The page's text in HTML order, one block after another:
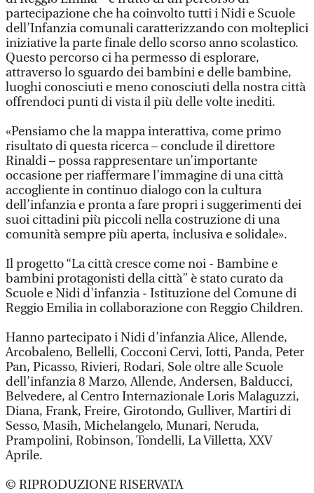
partecipazione che ha coinvolto tutti i Nidi e Scuole
dell’Infanzia comunali caratterizzando con molteplici
iniziative la parte finale dello scorso anno scolastico.
Questo percorso ci ha permesso di esplorare,
attraverso lo sguardo dei bambini e delle bambine,
luoghi conosciuti e meno conosciuti della nostra città
offrendoci punti di vista il più delle volte inediti.
«Pensiamo che la mappa interattiva, come primo
risultato di questa ricerca – conclude il direttore
Rinaldi – possa rappresentare un’importante
occasione per riaffermare l’immagine di una città
accogliente in continuo dialogo con la cultura
dell’infanzia e pronta a fare propri i suggerimenti dei
suoi cittadini più piccoli nella costruzione di una
comunità sempre più aperta, inclusiva e solidale».
Il progetto “La città cresce come noi - Bambine e
bambini protagonisti della città” è stato curato da
Scuole e Nidi d'infanzia - Istituzione del Comune di
Reggio Emilia in collaborazione con Reggio Children.
Hanno partecipato i Nidi d’infanzia Alice, Allende,
Arcobaleno, Bellelli, Cocconi Cervi, Iotti, Panda, Peter
Pan, Picasso, Rivieri, Rodari, Sole oltre alle Scuole
dell’infanzia 8 Marzo, Allende, Andersen, Balducci,
Belvedere, al Centro Internazionale Loris Malaguzzi,
Diana, Frank, Freire, Girotondo, Gulliver, Martiri di
Sesso, Masih, Michelangelo, Munari, Neruda,
Prampolini, Robinson, Tondelli, La Villetta, XXV
Aprile.
© RIPRODUZIONE RISERVATA